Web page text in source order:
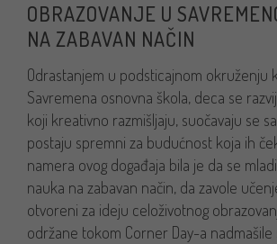
OBRAZOVANJE U
NA ZABAVAN NAČIN
Odrastanjem u podsticajnom okruženju
Savremena osnovna škola, deca se
koji kreativno razmišljaju, suočavaju se
postaju spremni za budućnost koja ih
namera ovog događaja bila je da se
nauka na zabavan način, da zavole
otvoreni za ideju celoživotnog
održane tokom Corner Day-a nadmašile